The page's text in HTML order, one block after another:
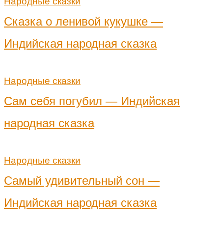
Сказка о ленивой кукушке —
Индийская народная сказка
Народные сказки
Сам себя погубил — Индийская
народная сказка
Народные сказки
Самый удивительный сон —
Индийская народная сказка